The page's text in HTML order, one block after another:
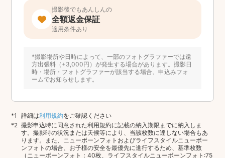
撮影後でもあんしんの
全額返金保証
適用条件あり
*撮影場所や日時によって、一部のフォトグラファーでは遠
方出張料（+3,000円）が発生する場合があります。撮影日
時・場所・フォトグラファーが該当する場合、申込みフォ
ームでお知らせします。
詳細は利用規約をご確認ください
撮影申込時に同意された利用規約に記載の納入期限までに納入しま
す。撮影時の状況または天候等により、当該枚数に達しない場合もあ
ります。また、ニューボーンフォトおよびライフスタイルニューボー
ンフォトの場合、お子様の安全を最優先に進行するため、基準枚数
（ニューボーンフォト：40枚、ライフスタイルニューボーンフォト:75